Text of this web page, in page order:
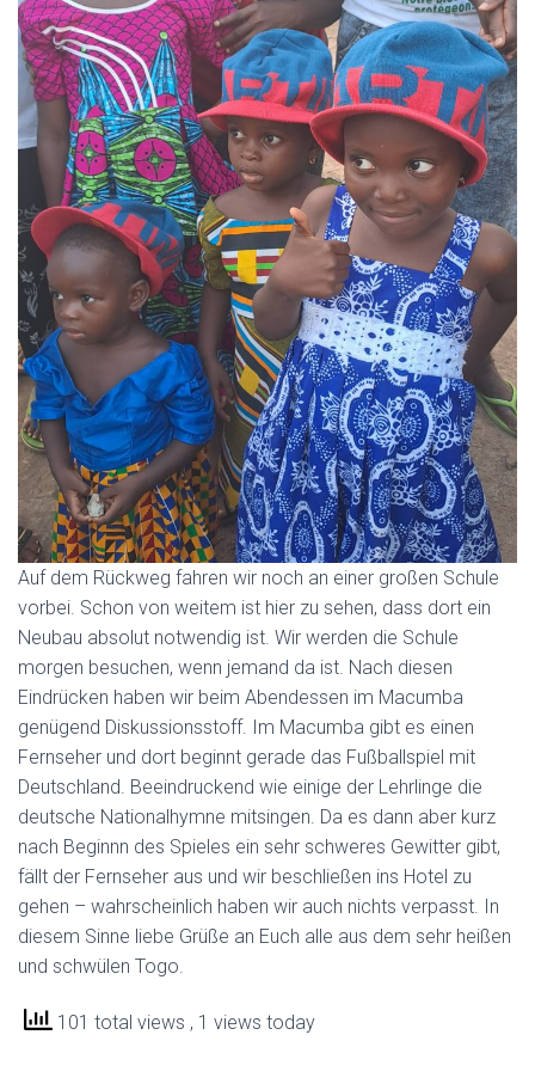
Auf dem Rückweg fahren wir noch an einer großen Schule
vorbei. Schon von weitem ist hier zu sehen, dass dort ein
Neubau absolut notwendig ist. Wir werden die Schule
morgen besuchen, wenn jemand da ist. Nach diesen
Eindrücken haben wir beim Abendessen im Macumba
genügend Diskussionsstoff. Im Macumba gibt es einen
Fernseher und dort beginnt gerade das Fußballspiel mit
Deutschland. Beeindruckend wie einige der Lehrlinge die
deutsche Nationalhymne mitsingen. Da es dann aber kurz
nach Beginnn des Spieles ein sehr schweres Gewitter gibt,
fällt der Fernseher aus und wir beschließen ins Hotel zu
gehen – wahrscheinlich haben wir auch nichts verpasst. In
diesem Sinne liebe Grüße an Euch alle aus dem sehr heißen
und schwülen Togo.
101 total views , 1 views today